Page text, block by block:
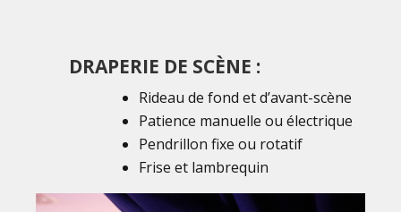
DRAPERIE DE SCÈNE :
Rideau de fond et d’avant-scène
Patience manuelle ou électrique
Pendrillon fixe ou rotatif
Frise et lambrequin